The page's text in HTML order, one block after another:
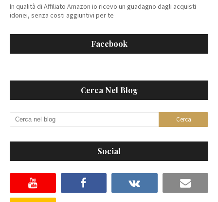
In qualità di Affiliato Amazon io ricevo un guadagno dagli acquisti
idonei, senza costi aggiuntivi per te
Facebook
Cerca Nel Blog
Social